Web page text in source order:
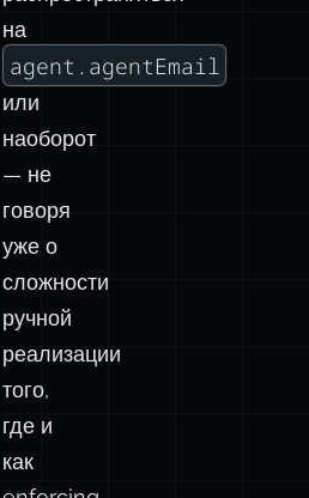
на
agent.agentEmail
или
наоборот
— не
говоря
уже о
сложности
ручной
реализации
того,
где и
как